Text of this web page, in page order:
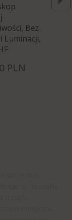
Bez
Luminacji,
PLN